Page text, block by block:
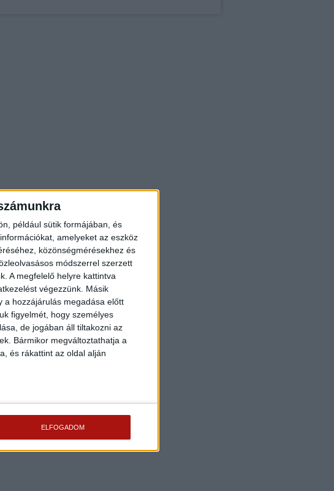
például sütik formájában, és
amelyeket az eszköz
közönségmérésekhez és
módszerrel szerzett
A megfelelő helyre kattintva
végezzünk. Másik
a hozzájárulás megadása előtt
figyelmét, hogy személyes
de jogában áll tiltakozni az
Bármikor megváltoztathatja a
és rákattint az oldal alján
ELFOGADOM